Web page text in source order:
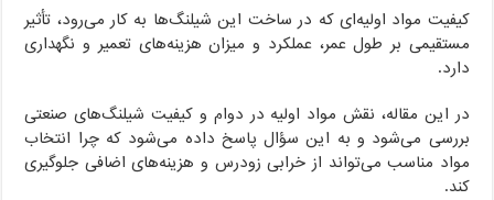
کیفیت مواد اولیه‌ای که در ساخت این شیلنگ‌ها به کار می‌رود، تأثیر
مستقیمی بر طول عمر، عملکرد و میزان هزینه‌های تعمیر و نگهداری
دارد.
در این مقاله، نقش مواد اولیه در دوام و کیفیت شیلنگ‌های صنعتی
بررسی می‌شود و به این سؤال پاسخ داده می‌شود که چرا انتخاب
مواد مناسب می‌تواند از خرابی زودرس و هزینه‌های اضافی جلوگیری
کند.